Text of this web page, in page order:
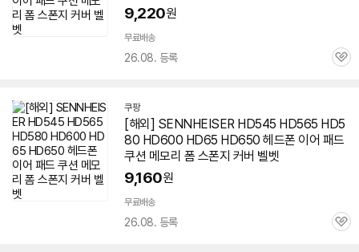
9,220원
무료배송
26.08. 등록
관
쿠팡
[해외] SENNHEISER HD545 HD565 HD5
80 HD600 HD65 HD650 헤드폰 이어 패드
쿠션 메모리 폼 스폰지 커버 벨벳
9,160원
무료배송
26.08. 등록
관